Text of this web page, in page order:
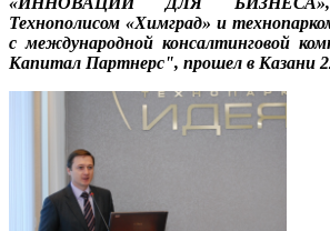
Технополисом «Химград» и
с международной консалтинговой
Капитал Партнерс", прошел в Казани